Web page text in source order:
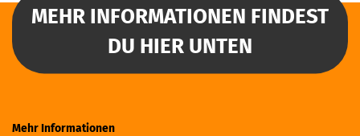
MEHR INFORMATIONEN FINDEST
DU HIER UNTEN
Mehr Informationen